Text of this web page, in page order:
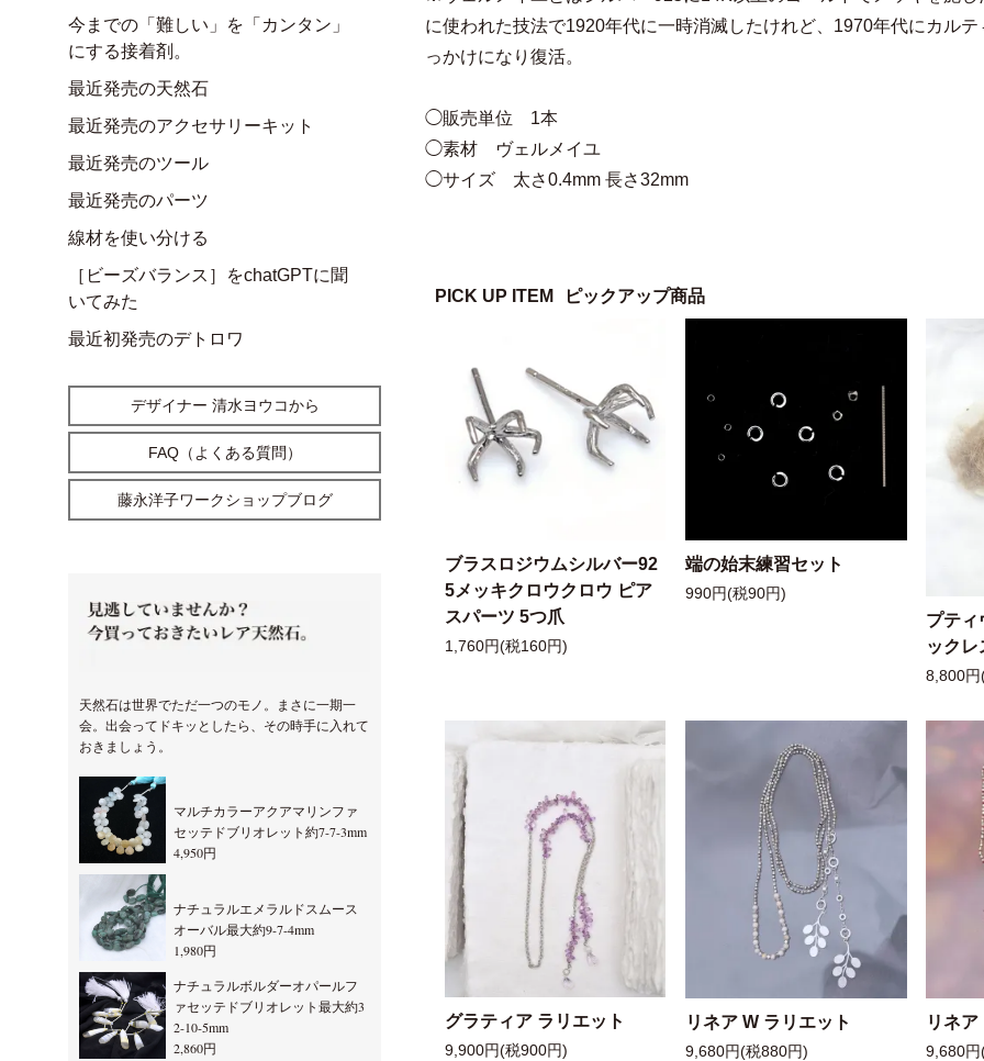
に使われた技法で1920年代に一時消滅したけれど、1970年代にカル
っかけになり復活。
◯販売単位 1本
◯素材 ヴェルメイユ
◯サイズ 太さ0.4mm 長さ32mm
PICK UP ITEM ピックアップ商品
ブラスロジウムシルバー92
5メッキクロウクロウ ピア
スパーツ 5つ爪
1,760円(税160円)
端の始末練習セット
990円(税90円)
プティ
ックレ
8,800
グラティア ラリエット
9,900円(税900円)
リネア W ラリエット
9,680円(税880円)
リネ
9,680
今までの「難しい」を「カンタン」
にする接着剤。
最近発売の天然石
最近発売のアクセサリーキット
最近発売のツール
最近発売のパーツ
線材を使い分ける
［ビーズバランス］をchatGPTに聞
いてみた
最近初発売のデトロワ
デザイナー 清水ヨウコから
FAQ（よくある質問）
藤永洋子ワークショップブログ
天然石は世界でただ一つのモノ。まさに一期一
会。出会ってドキッとしたら、その時手に入れて
おきましょう。
マルチカラーアクアマリンファ
セッテドブリオレット約7-7-3mm
4,950円
ナチュラルエメラルドスムース
オーバル最大約9-7-4mm
1,980円
ナチュラルボルダーオパールフ
ァセッテドブリオレット最大約3
2-10-5mm
2,860円